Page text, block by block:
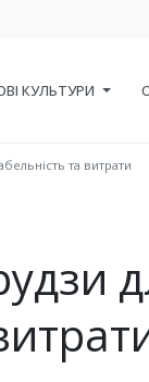
КУЛЬТУРИ
та витрати